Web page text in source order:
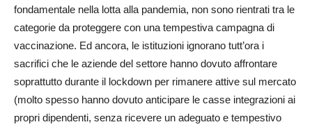
fondamentale nella lotta alla pandemia, non sono rientrati tra le
categorie da proteggere con una tempestiva campagna di
vaccinazione. Ed ancora, le istituzioni ignorano tutt’ora i
sacrifici che le aziende del settore hanno dovuto affrontare
soprattutto durante il lockdown per rimanere attive sul mercato
(molto spesso hanno dovuto anticipare le casse integrazioni ai
propri dipendenti, senza ricevere un adeguato e tempestivo